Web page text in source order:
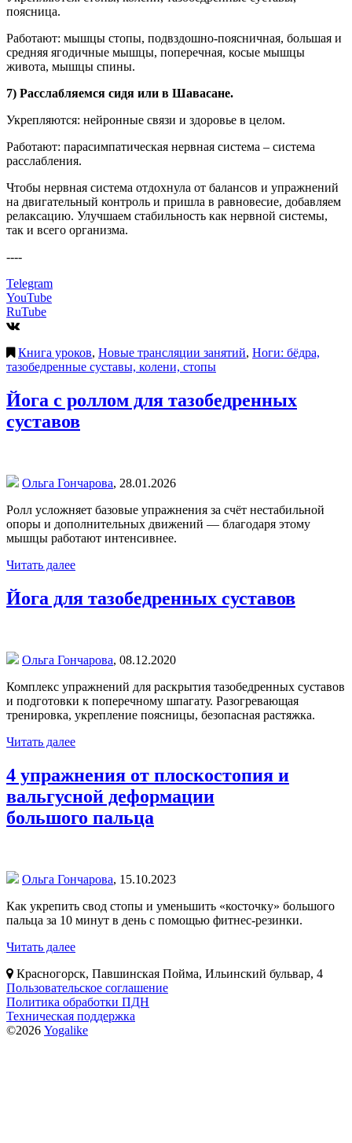
поясница.
Работают: мышцы стопы, подвздошно-поясничная, большая и
средняя ягодичные мышцы, поперечная, косые мышцы
живота, мышцы спины.
7) Расслабляемся сидя или в Шавасане.
Укрепляются: нейронные связи и здоровье в целом.
Работают: парасимпатическая нервная система – система
расслабления.
Чтобы нервная система отдохнула от балансов и упражнений
на двигательный контроль и пришла в равновесие, добавляем
релаксацию. Улучшаем стабильность как нервной системы,
так и всего организма.
----
Telegram
YouTube
RuTube
Книга уроков, Новые трансляции занятий, Ноги: бёдра,
тазобедренные суставы, колени, стопы
Йога с роллом для тазобедренных
суставов
Ольга Гончарова, 28.01.2026
Ролл усложняет базовые упражнения за счёт нестабильной
опоры и дополнительных движений — благодаря этому
мышцы работают интенсивнее.
Читать далее
Йога для тазобедренных суставов
Ольга Гончарова, 08.12.2020
Комплекс упражнений для раскрытия тазобедренных суставов
и подготовки к поперечному шпагату. Разогревающая
тренировка, укрепление поясницы, безопасная растяжка.
Читать далее
4 упражнения от плоскостопия и
вальгусной деформации
большого пальца
Ольга Гончарова, 15.10.2023
Как укрепить свод стопы и уменьшить «косточку» большого
пальца за 10 минут в день с помощью фитнес-резинки.
Читать далее
Красногорск, Павшинская Пойма, Ильинский бульвар, 4
Пользовательское соглашение
Политика обработки ПДН
Техническая поддержка
©2026 Yogalike